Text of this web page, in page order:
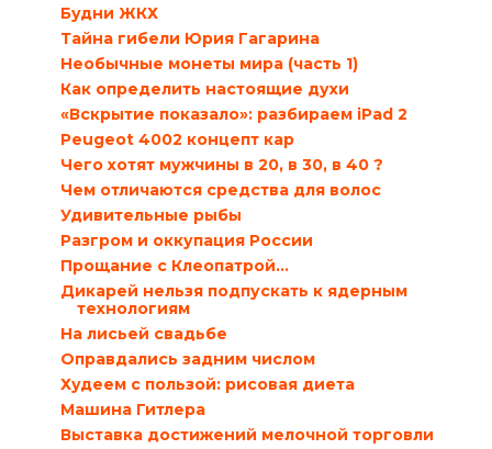
Будни ЖКХ
Тайна гибели Юрия Гагарина
Необычные монеты мира (часть 1)
Как определить настоящие духи
«Вскрытие показало»: разбираем iPad 2
Peugeot 4002 концепт кар
Чего хотят мужчины в 20, в 30, в 40 ?
Чем отличаются средства для волос
Удивительные рыбы
Разгром и оккупация России
Прощание с Клеопатрой…
Дикарей нельзя подпускать к ядерным
технологиям
На лисьей свадьбе
Оправдались задним числом
Худеем с пользой: рисовая диета
Машина Гитлера
Выставка достижений мелочной торговли